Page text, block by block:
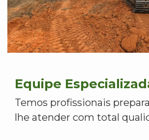
Equipe
Temos profissionais
lhe atender com total